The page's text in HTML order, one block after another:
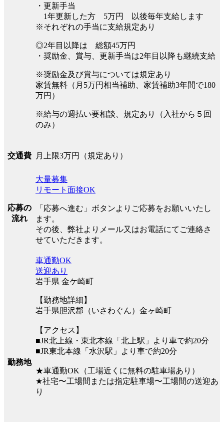
・更新手当
1年更新した方 5万円 以後毎年支給します
※それぞれの手当に支給規定あり
◎2年目以降は 総額45万円
・奨励金、賞与、更新手当は2年目以降も継続支給
※奨励金及び賞与については規定あり
家賃無料（月5万円相当補助、家賃補助3年間で180
万円）
※給与の週払い要相談、規定あり（入社から５回
のみ）
交通費 月上限3万円（規定あり）
応募の
流れ
大量募集
リモート面接OK
「応募へ進む」ボタンよりご応募をお願いいたし
ます。
その後、弊社よりメール又はお電話にてご連絡さ
せていただきます。
勤務地
車通勤OK
送迎あり
岩手県 金ケ崎町
【勤務地詳細】
岩手県胆沢郡（いさわぐん）金ヶ崎町
【アクセス】
■JR北上線・東北本線「北上駅」より車で約20分
■JR東北本線「水沢駅」より車で約20分
★車通勤OK（工場近くに無料の駐車場あり）
★社宅〜工場間または指定駐車場〜工場間の送迎あ
り